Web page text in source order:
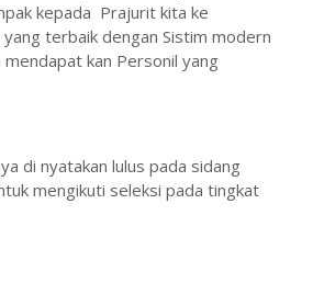
kepada Prajurit kita ke
terbaik dengan Sistim modern
kan Personil yang
di nyatakan lulus pada sidang
mengikuti seleksi pada tingkat